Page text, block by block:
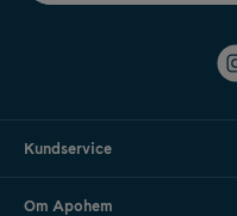
Kundservice
Om Apohem